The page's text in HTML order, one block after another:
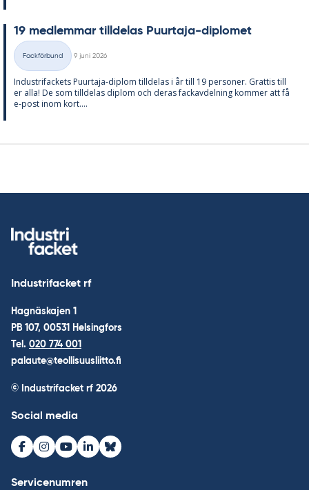
19 med­lem­mar till­de­las Pu­ur­ta­ja-di­plo­met
Kategorier
Fackförbund
9 juni 2026
In­du­stri­fac­kets Pu­ur­ta­ja-diplom till­de­las i år till 19 per­so­ner. Grat­tis till
er alla! De som till­de­las diplom och de­ras fackav­del­ning kom­mer att få
e-post inom kort....
Industrifacket rf
Hagnäskajen 1
PB 107, 00531 Helsingfors
Tel. 020 774 001
palaute@teollisuusliitto.fi
© Industrifacket rf 2026
Social media
Facebook
Instagram
Youtube
LinkedInBluesky
Servicenumren